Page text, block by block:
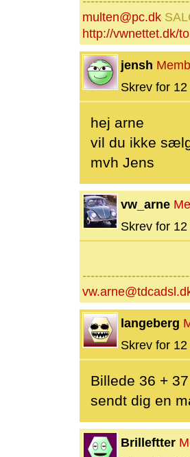
multen@pc.dk
http://vwnettet.dk/
jensh
Skrev for
hej arne
vil du ikke
mvh Jens
vw_arne
Skrev for
langeberg
Skrev for
Billede 36 +
sendt dig en
Brilleftter